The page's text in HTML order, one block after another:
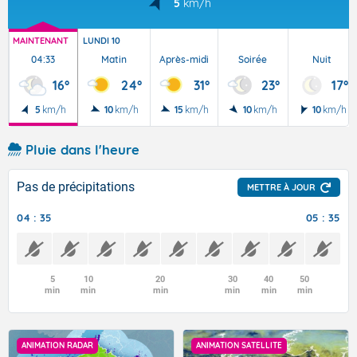
5 km/h
MAINTENANT
04:33
16°
5 km/h
LUNDI 10
Matin
24°
10 km/h
Après-midi
31°
15 km/h
Soirée
23°
10 km/h
Nuit
17°
10 km/h
Pluie dans l'heure
Pas de précipitations METTRE À JOUR
04 : 35 05 : 35
5
min
10
min
20
min
30
min
40
min
50
min
ANIMATION RADAR ANIMATION SATELLITE